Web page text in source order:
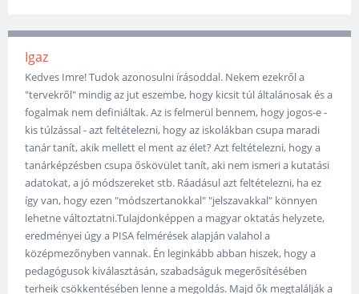
Igaz
Kedves Imre! Tudok azonosulni írásoddal. Nekem ezekről a
"tervekről" mindig az jut eszembe, hogy kicsit túl általánosak és a
fogalmak nem definiáltak. Az is felmerül bennem, hogy jogos-e -
kis túlzással - azt feltételezni, hogy az iskolákban csupa maradi
tanár tanít, akik mellett el ment az élet? Azt feltételezni, hogy a
tanárképzésben csupa őskövület tanít, aki nem ismeri a kutatási
adatokat, a jó módszereket stb. Ráadásul azt feltételezni, ha ez
így van, hogy ezen "módszertanokkal" "jelszavakkal" könnyen
lehetne változtatni.Tulajdonképpen a magyar oktatás helyzete,
eredményei úgy a PISA felmérések alapján valahol a
középmezőnyben vannak. Én leginkább abban hiszek, hogy a
pedagógusok kiválasztásán, szabadságuk megerősítésében
terheik csökkentésében lenne a megoldás. Majd ők megtalálják a